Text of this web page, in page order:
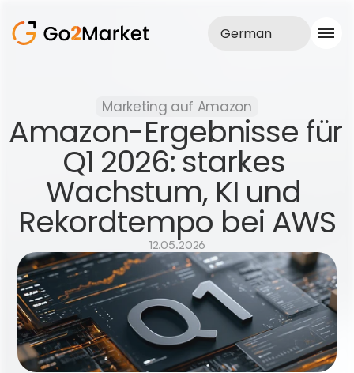
Realisationen
Fallstudie
Blog
Über uns
Dienstleistungen
German
Marketing auf Amazon
Amazon-Ergebnisse für
Q1 2026: starkes
Wachstum, KI und
Rekordtempo bei AWS
12.05.2026